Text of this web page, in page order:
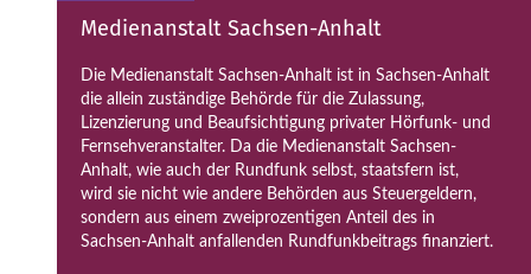
Medienanstalt Sachsen-Anhalt
Die Medienanstalt Sachsen-Anhalt ist in Sachsen-Anhalt
die allein zuständige Behörde für die Zulassung,
Lizenzierung und Beaufsichtigung privater Hörfunk- und
Fernsehveranstalter. Da die Medienanstalt Sachsen-
Anhalt, wie auch der Rundfunk selbst, staatsfern ist,
wird sie nicht wie andere Behörden aus Steuergeldern,
sondern aus einem zweiprozentigen Anteil des in
Sachsen-Anhalt anfallenden Rundfunkbeitrags finanziert.